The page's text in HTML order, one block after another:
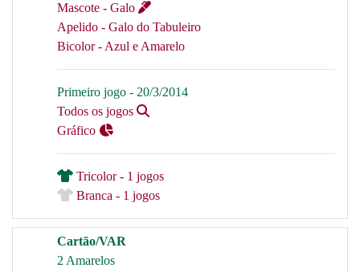
Mascote - Galo
Apelido - Galo do Tabuleiro
Bicolor - Azul e Amarelo
Primeiro jogo - 20/3/2014
Todos os jogos
Gráfico
Tricolor - 1 jogos
Branca - 1 jogos
Cartão/VAR
2 Amarelos